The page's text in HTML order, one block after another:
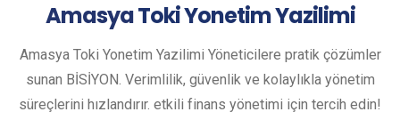
AmasyaToki Yonetim Yazilimi
Amasya Toki Yonetim Yazilimi Yöneticilere pratik çözümler
sunan BİSİYON. Verimlilik, güvenlik ve kolaylıkla yönetim
süreçlerini hızlandırır. etkili finans yönetimi için tercih edin!